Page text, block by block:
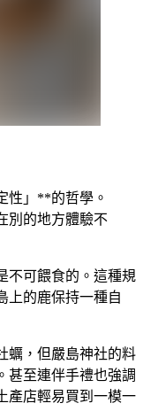
性」**的哲學。
別的地方體驗不
不可餵食的。這種規
上的鹿保持一種自
蠣，但嚴島神社的料
甚至連伴手禮也強調
產店輕易買到一模一